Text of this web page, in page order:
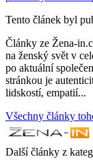
Tento článek byl
Články ze Žena-
na ženský svět v
po aktuální
stránkou je
lidskostí, empatií...
Všechny články
Další články z